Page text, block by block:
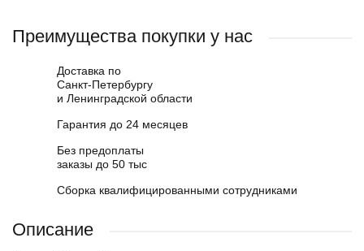
Преимущества покупки у нас
Доставка по
Санкт-Петербургу
и Ленинградской области
Гарантия до 24 месяцев
Без предоплаты
заказы до 50 тыс
Сборка квалифицированными сотрудниками
Описание